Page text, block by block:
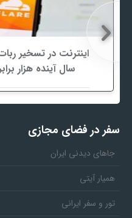
سال آینده هزار
سفر در فضای مجازی
جاهای دیدنی ایران
همیار آیتی
تور و سفر ایرانی